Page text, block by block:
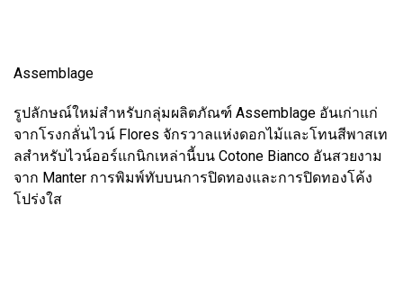
Assemblage
รูปลักษณ์ใหม่สำหรับกลุ่มผลิตภัณฑ์ Assemblage อันเก่าแก่
จากโรงกลั่นไวน์ Flores จักรวาลแห่งดอกไม้และโทนสีพาสเท
ลสำหรับไวน์ออร์แกนิกเหล่านี้บน Cotone Bianco อันสวยงาม
จาก Manter การพิมพ์ทับบนการปิดทองและการปิดทองโค้ง
โปร่งใส